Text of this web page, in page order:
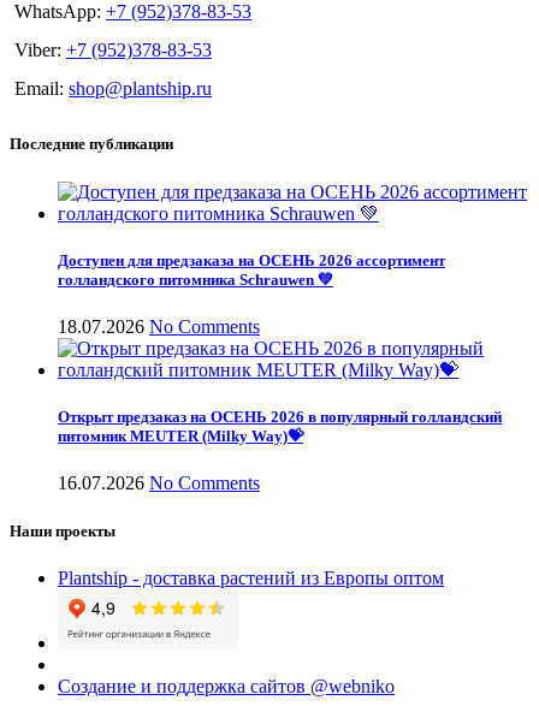
WhatsApp: +7 (952)378-83-53
Viber: +7 (952)378-83-53
Email: shop@plantship.ru
Последние публикации
Доступен для предзаказа на ОСЕНЬ 2026 ассортимент
голландского питомника Schrauwen 💚
18.07.2026 No Comments
Открыт предзаказ на ОСЕНЬ 2026 в популярный голландский
питомник MEUTER (Milky Way)💝
16.07.2026 No Comments
Наши проекты
Plantship - доставка растений из Европы оптом
Создание и поддержка сайтов @webniko